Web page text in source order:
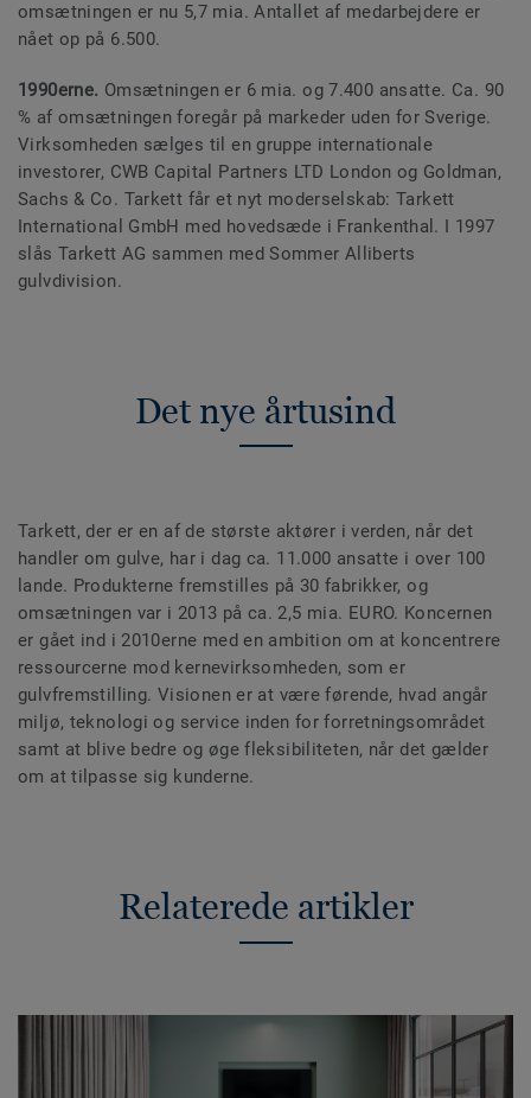
omsætningen er nu 5,7 mia. Antallet af medarbejdere er
nået op på 6.500.
1990erne. Omsætningen er 6 mia. og 7.400 ansatte. Ca. 90
% af omsætningen foregår på markeder uden for Sverige.
Virksomheden sælges til en gruppe internationale
investorer, CWB Capital Partners LTD London og Goldman,
Sachs & Co. Tarkett får et nyt moderselskab: Tarkett
International GmbH med hovedsæde i Frankenthal. I 1997
slås Tarkett AG sammen med Sommer Alliberts
gulvdivision.
Det nye årtusind
Tarkett, der er en af de største aktører i verden, når det
handler om gulve, har i dag ca. 11.000 ansatte i over 100
lande. Produkterne fremstilles på 30 fabrikker, og
omsætningen var i 2013 på ca. 2,5 mia. EURO. Koncernen
er gået ind i 2010erne med en ambition om at koncentrere
ressourcerne mod kernevirksomheden, som er
gulvfremstilling. Visionen er at være førende, hvad angår
miljø, teknologi og service inden for forretningsområdet
samt at blive bedre og øge fleksibiliteten, når det gælder
om at tilpasse sig kunderne.
Relaterede artikler